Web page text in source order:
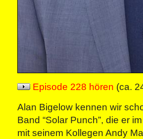
Episode 228 hören (ca.
Alan Bigelow kennen wir
Band “Solar Punch”, die er
mit seinem Kollegen Andy